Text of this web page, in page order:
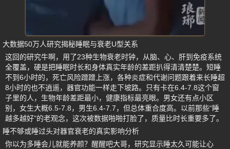
大数据50万人研究揭秘睡眠与衰老U型关系
这回的研究牛啊，用了23种生物衰老时钟，从脑、心、肝到免疫系统
全覆盖，硬是把睡眠时长和身体真实年龄的差距扒得清清楚楚。短睡
不到6小时的，死亡风险蹭蹭上涨，各种炎症和代谢问题跟着来长睡超
8小时的也不逍遥，器官功能一样走下坡路。只有卡在6.4-7.8这个窗
子里的人，生物年龄差距最小，健康指标最亮眼。男女还有点小区
别，女生大概6.5-7.8，男生6.4-7.7，但总体重合度高。以前那些“睡
越多越好”的老观念，这次被数据啪啪打脸了，质量比时长重要多了。
睡不够或睡过头对器官衰老的真实影响分析
你以为多睡会儿就能养颜？醒醒吧大哥，研究显示睡太久可能让心